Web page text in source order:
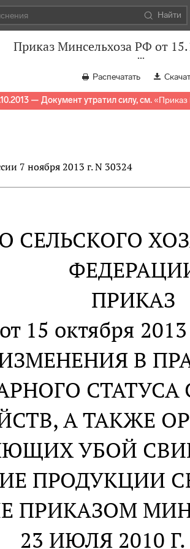
Найти
Приказ Минсельхоза РФ от
Распечатать
— Документ утратил силу, см. «Приказ
7 ноября 2013 г. N 30324
СЕЛЬСКОГО
ПРИКАЗ
от 15 октября
В
А ТАКЖЕ
УБОЙ
ПРОДУКЦИИ
ПРИКАЗОМ
23 ИЮЛЯ 2010 Г.